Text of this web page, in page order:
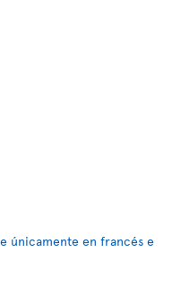
únicamente en francés e